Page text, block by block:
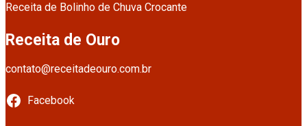
Receita de Bolinho de Chuva Crocante
Receita de Ouro
contato@receitadeouro.com.br
Facebook